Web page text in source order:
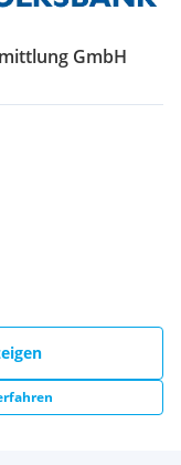
GmbH